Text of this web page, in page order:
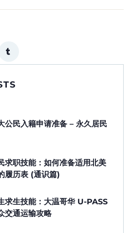
公民入籍申请准备 – 永久居民
求职技能：如何准备适用北美
履历表 (通识篇)
求生技能：大温哥华 U-PASS
交通运输攻略